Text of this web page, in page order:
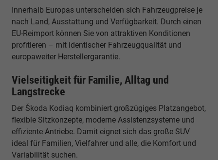
Innerhalb Europas unterscheiden sich Fahrzeugpreise je
nach Land, Ausstattung und Verfügbarkeit. Durch einen
EU-Reimport können Sie von attraktiven Konditionen
profitieren – mit identischer Fahrzeugqualität und
europaweiter Herstellergarantie.
Vielseitigkeit für Familie, Alltag und
Langstrecke
Der Škoda Kodiaq kombiniert großzügiges Platzangebot,
flexible Sitzkonzepte, moderne Assistenzsysteme und
effiziente Antriebe. Damit eignet sich das große SUV
ideal für Familien, Vielfahrer und alle, die Komfort und
Variabilität suchen.